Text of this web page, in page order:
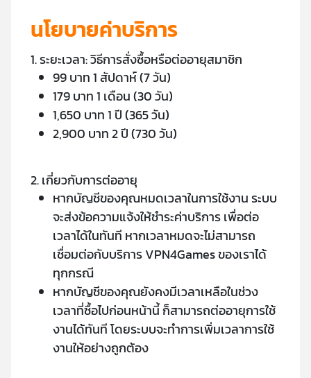
นโยบายค่าบริการ
1. ระยะเวลา: วิธีการสั่งซื้อหรือต่ออายุสมาชิก
99 บาท 1 สัปดาห์ (7 วัน)
179 บาท 1 เดือน (30 วัน)
1,650 บาท 1 ปี (365 วัน)
2,900 บาท 2 ปี (730 วัน)
2. เกี่ยวกับการต่ออายุ
หากบัญชีของคุณหมดเวลาในการใช้งาน ระบบ
จะส่งข้อความแจ้งให้ชำระค่าบริการ เพื่อต่อ
เวลาได้ในทันที หากเวลาหมดจะไม่สามารถ
เชื่อมต่อกับบริการ VPN4Games ของเราได้
ทุกกรณี
หากบัญชีของคุณยังคงมีเวลาเหลือในช่วง
เวลาที่ซื้อไปก่อนหน้านี้ ก็สามารถต่ออายุการใช้
งานได้ทันที โดยระบบจะทำการเพิ่มเวลาการใช้
งานให้อย่างถูกต้อง